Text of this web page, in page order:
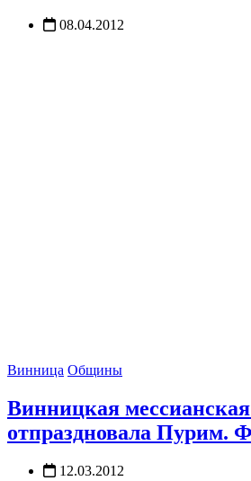
08.04.2012
Винница Общины
Винницкая
отпраздновала Пурим.
12.03.2012